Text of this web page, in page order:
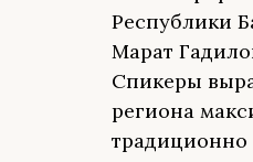
Республики
Марат
Спикеры
региона
традиционно